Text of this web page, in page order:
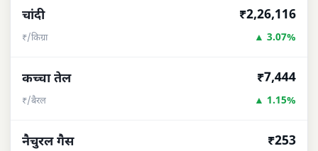
चांदी
₹/किग्रा
₹2,26,116
▲ 3.07%
कच्चा तेल
₹/बैरल
₹7,444
▲ 1.15%
नैचुरल गैस ₹253